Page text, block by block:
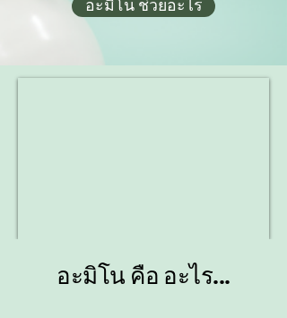
อะมิโน ช่วยอะไร
อะมิโน คือ อะไร...